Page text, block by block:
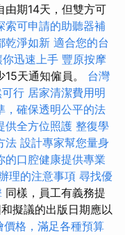
由期14天，但雙方可
索可申請的助聽器補
乾淨如新 適合您的台
迅速上手 豐原按摩
天通知僱員。 台灣
行 居家清潔費用明
，確保透明公平的法
供全方位照護 整復學
法 設計專家幫您量身
的口腔健康提供專業
理的注意事項 尋找優
同樣，員工有義務提
擬議的出版日期應以
格，滿足各種預算